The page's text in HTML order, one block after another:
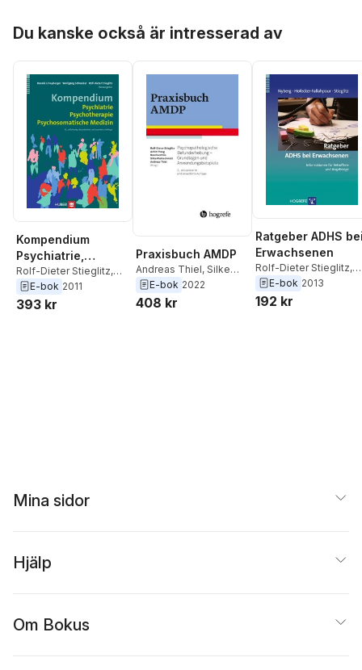
Du kanske också är intresserad av
Kompendium
Psychiatrie,
Psychotherapie,
Psychosomatische
Medizin
Rolf-Dieter Stieglitz,
Wolfgang Schneider
Harald J Freyberger
E-bok 2011
393 kr
Praxisbuch AMDP
Andreas Thiel, Silke
Kleinschmidt,Bernhard
Kis,Achim Haug
E-bok 2022
408 kr
Ratgeber ADHS
Erwachsenen
Rolf-Dieter Stieglitz,
Maria Hofecker-
Fallahpour
E-bok 2013
192 kr
Mina sidor
Hjälp
Om Bokus